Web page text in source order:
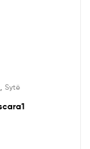
Sytë